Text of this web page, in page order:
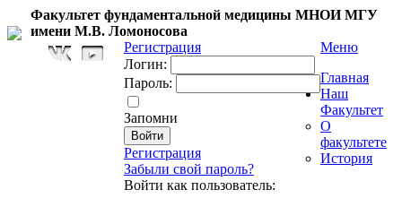
Факультет фундаментальной медицины МНОИ МГУ
имени М.В. Ломоносова
Регистрация
Логин:
Пароль:
Запомни
Регистрация
Забыли свой пароль?
Войти как пользователь:
Меню
Главная
Наш
Факультет
О
факультете
История